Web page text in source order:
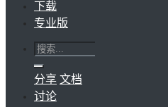
下载
专业版
分享 文档
讨论